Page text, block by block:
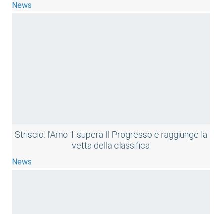
News
Striscio: l'Arno 1 supera Il Progresso e raggiunge la
vetta della classifica
News